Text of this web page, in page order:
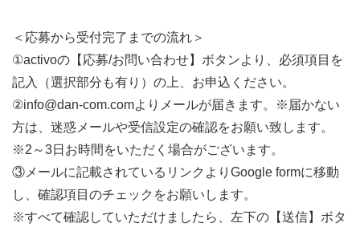
＜応募から受付完了までの流れ＞
①activoの【応募/お問い合わせ】ボタンより、必須項目を
記入（選択部分も有り）の上、お申込ください。
②info@dan-com.comよりメールが届きます。※届かない
方は、迷惑メールや受信設定の確認をお願い致します。
※2～3日お時間をいただく場合がございます。
③メールに記載されているリンクよりGoogle formに移動
し、確認項目のチェックをお願いします。
※すべて確認していただけましたら、左下の【送信】ボタ